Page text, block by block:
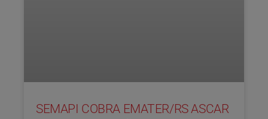
SEMAPI COBRA EMATER/RS ASCAR